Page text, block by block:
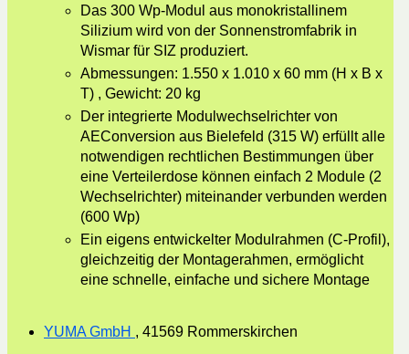
Das 300 Wp-Modul aus monokristallinem
Silizium wird von der Sonnenstromfabrik in
Wismar für SIZ produziert.
Abmessungen: 1.550 x 1.010 x 60 mm (H x B x
T) , Gewicht: 20 kg
Der integrierte Modulwechselrichter von
AEConversion aus Bielefeld (315 W) erfüllt alle
notwendigen rechtlichen Bestimmungen über
eine Verteilerdose können einfach 2 Module (2
Wechselrichter) miteinander verbunden werden
(600 Wp)
Ein eigens entwickelter Modulrahmen (C-Profil),
gleichzeitig der Montagerahmen, ermöglicht
eine schnelle, einfache und sichere Montage
YUMA GmbH , 41569 Rommerskirchen